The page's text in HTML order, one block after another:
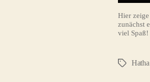
Hier
zunächst
viel Spaß!